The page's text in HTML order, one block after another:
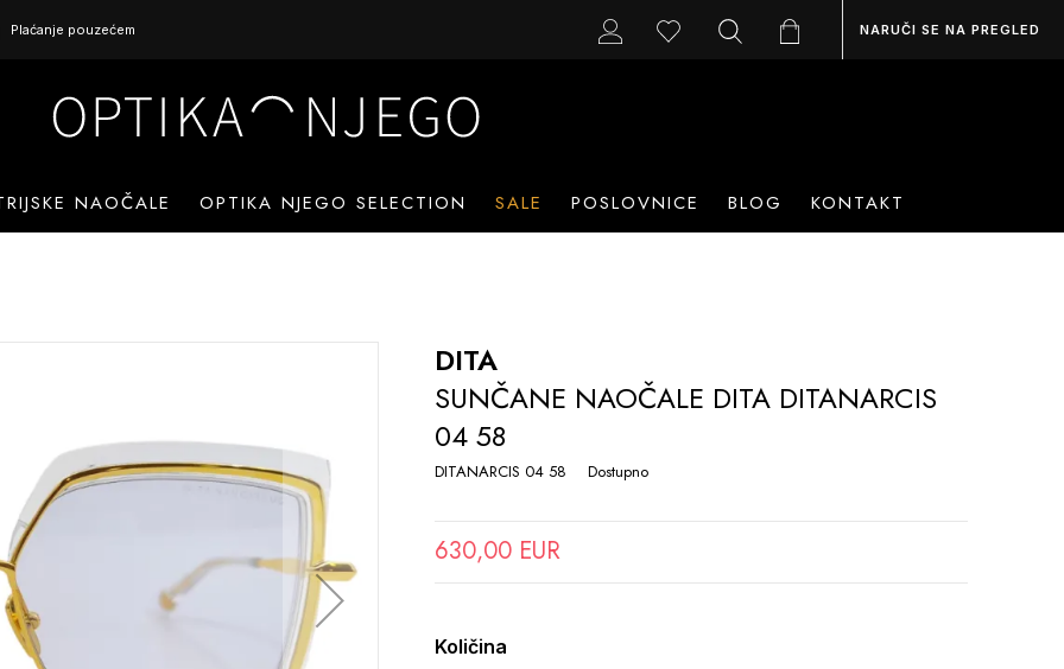
Plaćanje pouzećem NARUČI SE NA PREGLED
NAOČALE OPTIKA NJEGO SELECTION SALE POSLOVNICE BLOG KONTAKT
DITA
SUNČANE NAOČALE DITA DITANARCIS
04 58
DITANARCIS 04 58 Dostupno
630,00 EUR
Količina